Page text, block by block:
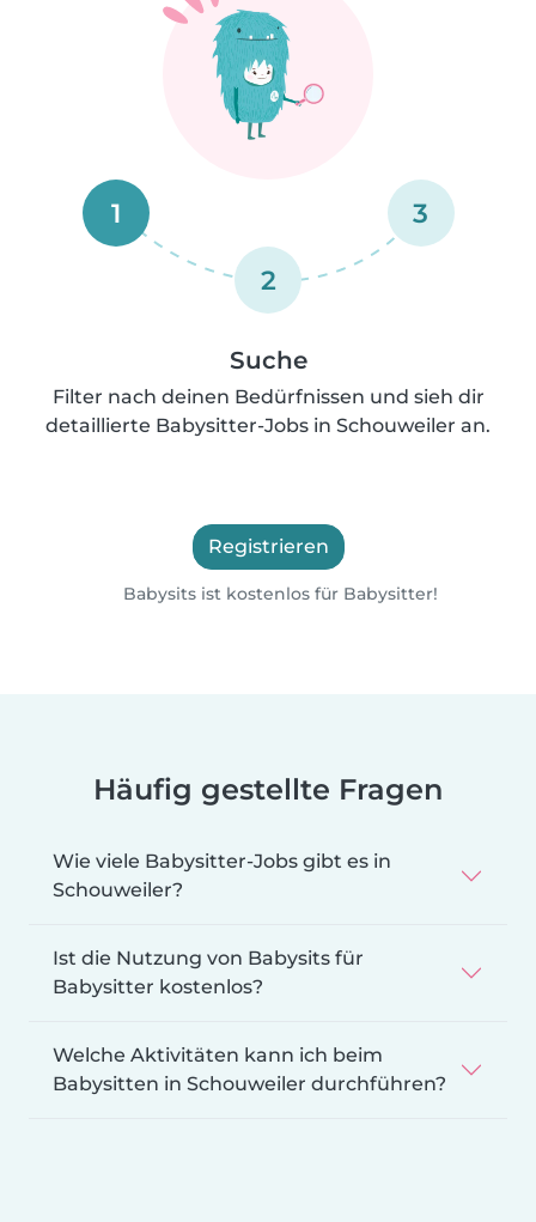
1
2
3
Suche
Filter nach deinen Bedürfnissen und sieh dir
detaillierte Babysitter-Jobs in Schouweiler an.
Registrieren
Babysits ist kostenlos für Babysitter!
Häufig gestellte Fragen
Wie viele Babysitter-Jobs gibt es in
Schouweiler?
Ist die Nutzung von Babysits für
Babysitter kostenlos?
Welche Aktivitäten kann ich beim
Babysitten in Schouweiler durchführen?